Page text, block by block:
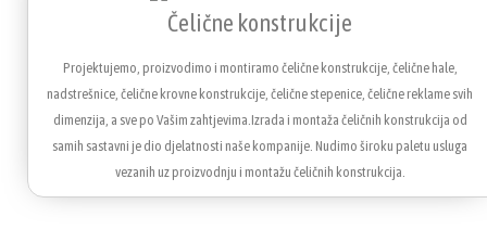
Čelične konstrukcije
Projektujemo, proizvodimo i montiramo čelične konstrukcije, čelične hale,
nadstrešnice, čelične krovne konstrukcije, čelične stepenice, čelične reklame svih
dimenzija, a sve po Vašim zahtjevima.Izrada i montaža čeličnih konstrukcija od
samih sastavni je dio djelatnosti naše kompanije. Nudimo široku paletu usluga
vezanih uz proizvodnju i montažu čeličnih konstrukcija.